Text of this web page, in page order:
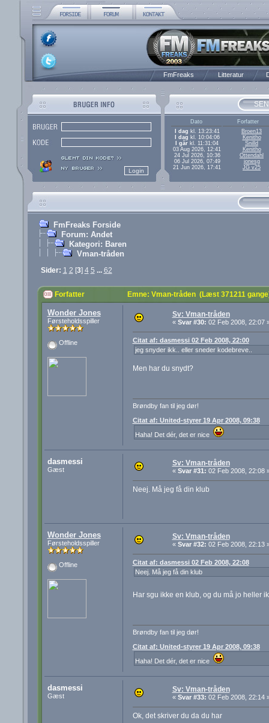
FmFreaks Litteratur
Dato
Forfatter
I dag kl. 13:23:41
Broen13
I dag kl. 10:04:06
Kenitho
I går kl. 11:31:04
Snilld
03 Aug 2026, 12:41
Kenitho
24 Jul 2026, 10:36
Ottendahl
06 Jul 2026, 07:49
jonesg
21 Jun 2026, 17:41
JG v25
FmFreaks Forside
Forum: Andet
Kategori: Baren
Vman-tråden
Sider: 1 2 [3] 4 5 ... 62
Forfatter Emne: Vman-tråden (Læst 371211
Wonder Jones
Førsteholdsspiller
Offline
Sv: Vman-tråden
« Svar #30: 02 Feb 2008, 22:07
Citat af: dasmessi 02 Feb 2008, 22:00
jeg snyder ikk.. eller sneder kodebreve..
Men har du snydt?
Brøndby fan til jeg dør!
Citat af: United-styrer 19 Apr 2008, 09:38
Haha! Det dér, det er nice
dasmessi
Gæst
Sv: Vman-tråden
« Svar #31: 02 Feb 2008, 22:08
Neej. Må jeg få din klub
Wonder Jones
Førsteholdsspiller
Offline
Sv: Vman-tråden
« Svar #32: 02 Feb 2008, 22:13
Citat af: dasmessi 02 Feb 2008, 22:08
Neej. Må jeg få din klub
Har sgu ikke en klub, og du må jo heller
Brøndby fan til jeg dør!
Citat af: United-styrer 19 Apr 2008, 09:38
Haha! Det dér, det er nice
dasmessi
Gæst
Sv: Vman-tråden
« Svar #33: 02 Feb 2008, 22:14
Ok, det skriver du da du har